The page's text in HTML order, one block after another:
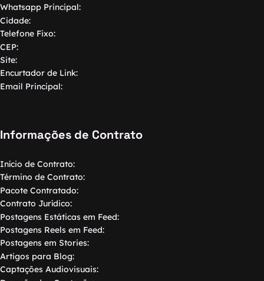
Whatsapp Principal:
Cidade:
Telefone Fixo:
CEP:
Site:
Encurtador de Link:
Email Principal:
Informações de Contrato
Início de Contrato:
Término de Contrato:
Pacote Contratado:
Contrato Jurídico:
Postagens Estáticas em Feed:
Postagens Reels em Feed:
Postagens em Stories:
Artigos para Blog:
Captações Audiovisuais: